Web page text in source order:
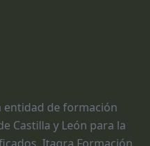
entidad de formación
Castilla y León para la